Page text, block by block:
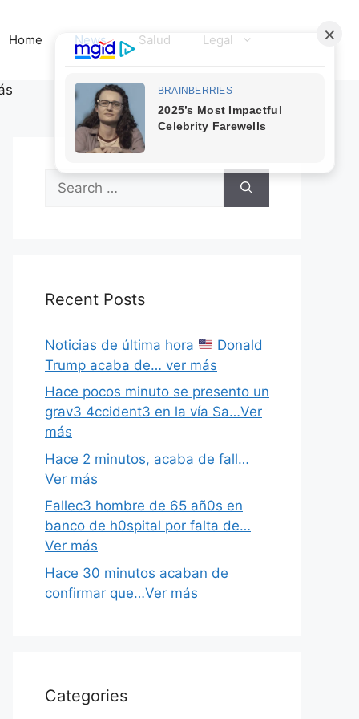
Home News Salud Legal
Search
for:
Recent Posts
Noticias de última hora
Donald
Trump acaba de… ver más
Hace pocos minuto se presento un
grav3 4ccident3 en la vía Sa…Ver
más
Hace 2 minutos, acaba de fall…
Ver más
Fallec3 hombre de 65 añ0s en
banco de h0spital por falta de…
Ver más
Hace 30 minutos acaban de
confirmar que…Ver más
Categories